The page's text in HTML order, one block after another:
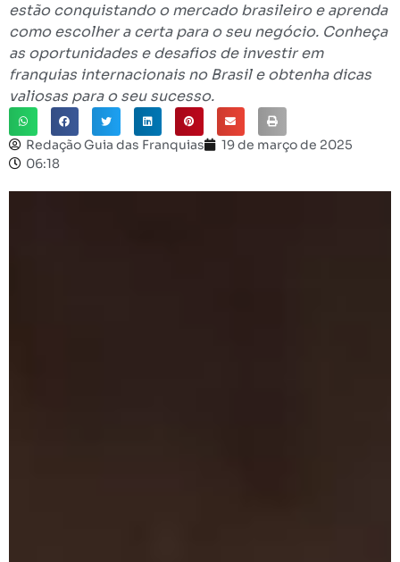
estão conquistando o mercado brasileiro e aprenda
como escolher a certa para o seu negócio. Conheça
as oportunidades e desafios de investir em
franquias internacionais no Brasil e obtenha dicas
valiosas para o seu sucesso.
Redação Guia das Franquias
19 de março de 2025
06:18